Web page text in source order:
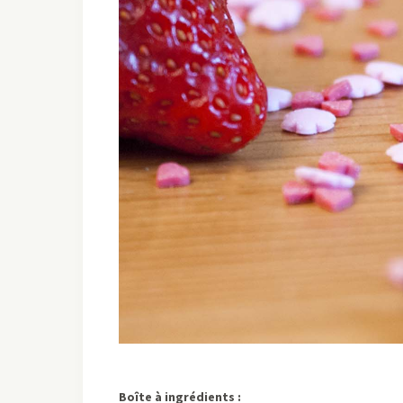
Boîte à ingrédients :